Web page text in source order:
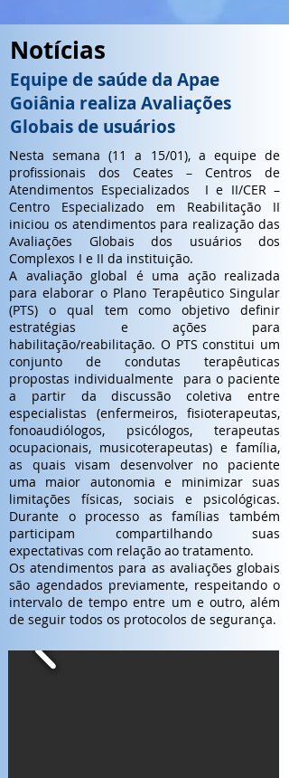
Notícias
Equipe Pedagógica do Cepat
realiza planejamento do ano
letivo
No período de 18 a 20 de janeiro a equipe
pedagógica do Cepat – Centro Educacional
Professor Anísio Teixeira – Complexo II
participou de uma programação para
elaboração do planejamento pedagógico do
ano letivo de 2021. A formação foi realizada
pela equipe gestora da unidade em parceria
com a Secretaria Estadual de Educação, uma
vez que parte da equipe da unidade é
composta por servidores do órgão.
A programação desses três dias incluiu as
atividades: Boas vindas pela equipe gestora
e orientações gerais para retorno das
atividades presenciais pelos professores,
Planejamento integrado entre professores
regentes e de atividades complementares
das ações pedagógicas do ano letivo 2021,
participação dos servidores na Live sobre
Biossegurança e Planejamento das aulas em
sistema de REANP – Regime Especial de
Aulas Não Presenciais.
As aulas da unidade retornam nesta quinta-
feira, 21/01, nesse sistema de REANP e os
alunos e famílias receberão as boas vindas
da equipe e orientações para o ano letivo
que se inicia.
Equipe de saúde da Apae
Goiânia realiza Avaliações
Globais de usuários
Nesta semana (11 a 15/01), a equipe de
profissionais dos Ceates – Centros de
Atendimentos Especializados I e II/CER –
Centro Especializado em Reabilitação II
iniciou os atendimentos para realização das
Avaliações Globais dos usuários dos
Complexos I e II da instituição.
A avaliação global é uma ação realizada
para elaborar o Plano Terapêutico Singular
(PTS) o qual tem como objetivo definir
estratégias e ações para
habilitação/reabilitação. O PTS constitui um
conjunto de condutas terapêuticas
propostas individualmente para o paciente
a partir da discussão coletiva entre
especialistas (enfermeiros, fisioterapeutas,
fonoaudiólogos, psicólogos, terapeutas
ocupacionais, musicoterapeutas) e família,
as quais visam desenvolver no paciente
uma maior autonomia e minimizar suas
limitações físicas, sociais e psicológicas.
Durante o processo as famílias também
participam compartilhando suas
expectativas com relação ao tratamento.
Os atendimentos para as avaliações globais
são agendados previamente, respeitando o
intervalo de tempo entre um e outro, além
de seguir todos os protocolos de segurança.